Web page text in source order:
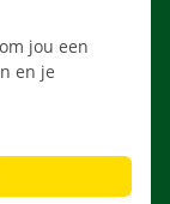
jou een
en je